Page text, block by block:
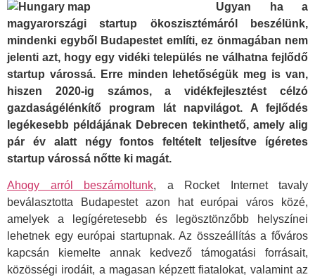
Ugyan ha a
magyarországi startup ökoszisztémáról beszélünk,
mindenki egyből Budapestet említi, ez önmagában nem
jelenti azt, hogy egy vidéki település ne válhatna fejlődő
startup várossá. Erre minden lehetőségük meg is van,
hiszen 2020-ig számos, a vidékfejlesztést célzó
gazdaságélénkítő program lát napvilágot. A fejlődés
legékesebb példájának Debrecen tekinthető, amely alig
pár év alatt négy fontos feltételt teljesítve ígéretes
startup várossá nőtte ki magát.
Ahogy arról beszámoltunk, a Rocket Internet tavaly
beválasztotta Budapestet azon hat európai város közé,
amelyek a legígéretesebb és legösztönzőbb helyszínei
lehetnek egy európai startupnak. Az összeállítás a főváros
kapcsán kiemelte annak kedvező támogatási forrásait,
közösségi irodáit, a magasan képzett fiatalokat, valamint az